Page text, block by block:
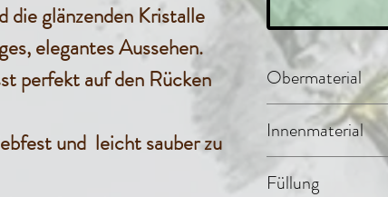
die glänzenden Kristalle
elegantes Aussehen.
perfekt auf den Rücken
und leicht sauber zu
Obermaterial
Stepp-
Innenmaterial
Evolon®
Füllung